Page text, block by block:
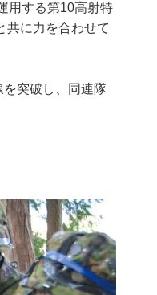
用する第10高射特
共に力を合わせて
突破し、同連隊